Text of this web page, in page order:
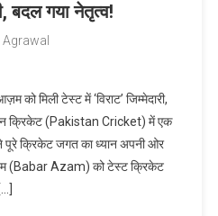
बदल गया नेतृत्व!
को मिली टेस्ट में ‘विराट’ जिम्मेदारी,
क्रिकेट (Pakistan Cricket) में एक
पूरे क्रिकेट जगत का ध्यान अपनी ओर
(Babar Azam) को टेस्ट क्रिकेट